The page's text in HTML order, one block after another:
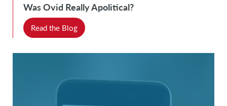
Was Ovid Really Apolitical?
Read the Blog